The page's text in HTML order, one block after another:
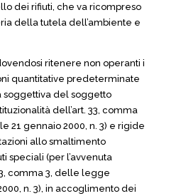
dei rifiuti, che va ricompreso
della tutela dell’ambiente e
ritenere non operanti i
quantitative predeterminate
soggettiva del soggetto
dell’art. 33, comma
21 gennaio 2000, n. 3) e rigide
allo smaltimento
speciali (per l’avvenuta
comma 3, delle legge
n. 3), in accoglimento dei